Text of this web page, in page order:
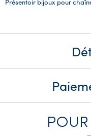
Présentoir bijoux pour